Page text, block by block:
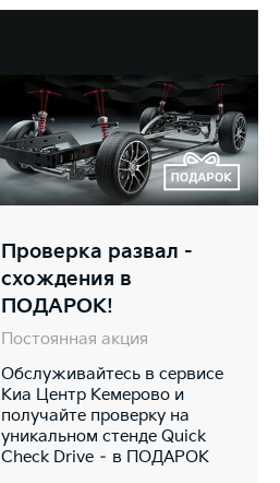
Проверка развал -
схождения в
ПОДАРОК!
Постоянная акция
Обслуживайтесь в сервисе
Киа Центр Кемерово и
получайте проверку на
уникальном стенде Quick
Check Drive – в ПОДАРОК